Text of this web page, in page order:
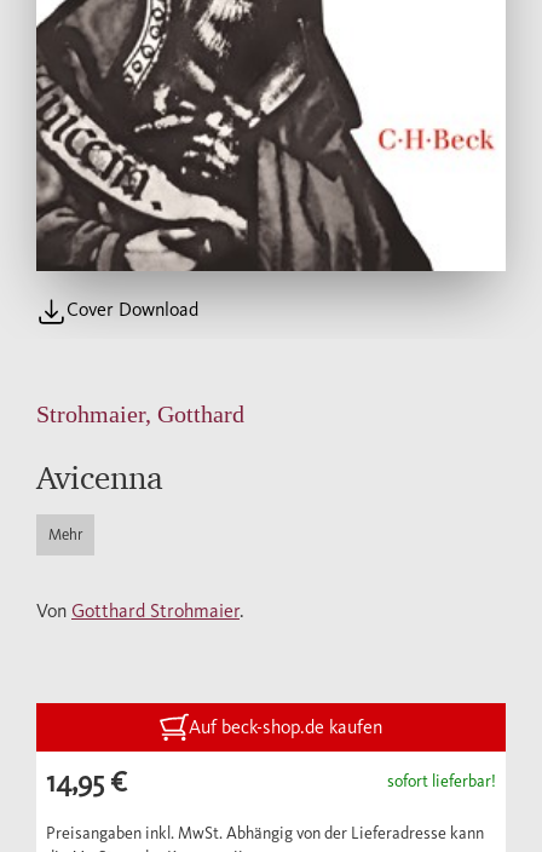
Cover Download
Strohmaier, Gotthard
Avicenna
Mehr
Von Gotthard Strohmaier.
Auf beck-shop.de kaufen
14,95 € sofort lieferbar!
Preisangaben inkl. MwSt. Abhängig von der Lieferadresse kann